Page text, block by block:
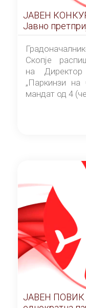
ЈАВЕН КОНКУРС за избор на
Јавно претпријатие
Центар“ –
Скопје
на
„Паркинзи на
мандат од 4
ЈАВЕН ПОВИК за доделување на